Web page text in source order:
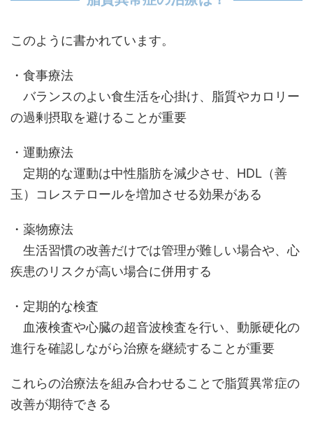
このように書かれています。
・食事療法
バランスのよい食生活を心掛け、脂質やカロリー
の過剰摂取を避けることが重要
・運動療法
定期的な運動は中性脂肪を減少させ、HDL（善
玉）コレステロールを増加させる効果がある
・薬物療法
生活習慣の改善だけでは管理が難しい場合や、心
疾患のリスクが高い場合に併用する
・定期的な検査
血液検査や心臓の超音波検査を行い、動脈硬化の
進行を確認しながら治療を継続することが重要
これらの治療法を組み合わせることで脂質異常症の
改善が期待できる